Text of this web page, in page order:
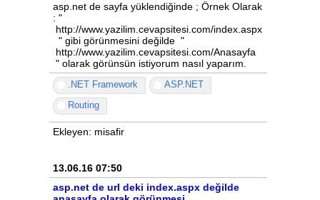
asp.net de sayfa yüklendiğinde ; Örnek Olarak
: "
http://www.yazilim.cevapsitesi.com/index.aspx
" gibi görünmesini değilde "
http://www.yazilim.cevapsitesi.com/Anasayfa
" olarak görünsün istiyorum nasıl yaparım.
.NET Framework
ASP.NET
Routing
Ekleyen: misafir
13.06.16 07:50
asp.net de url deki index.aspx değilde